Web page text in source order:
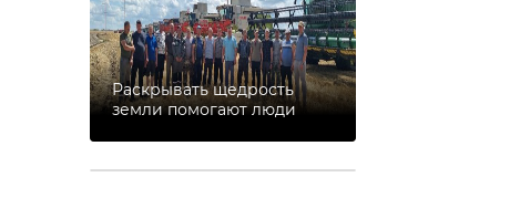
Раскрывать щедрость
земли помогают люди